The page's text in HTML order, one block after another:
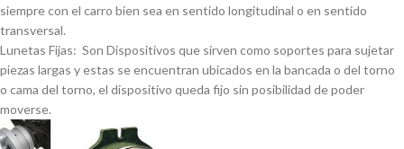
siempre con el carro bien sea en sentido longitudinal o en sentido
transversal.
Lunetas Fijas: Son Dispositivos que sirven como soportes para sujetar
piezas largas y estas se encuentran ubicados en la bancada o del torno
o cama del torno, el dispositivo queda fijo sin posibilidad de poder
moverse.